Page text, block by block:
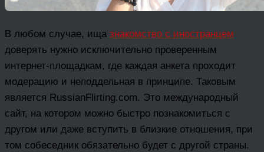
В любом случае, ища знакомство с иностранцем
доверять нужно исключительно проверенным
интернет-площадкам, где каждая анкета проходит
модерацию и неподдельная в принципе. Таковым
является RussianFlirting.com. Это международный
сайт, на котором можно быстро познакомиться с
другом или даже вступить в близкие отношения, при
том собеседник обязательно будет с другой страны.